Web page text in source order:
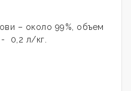
– около 99%, объем
0,2 л/кг.